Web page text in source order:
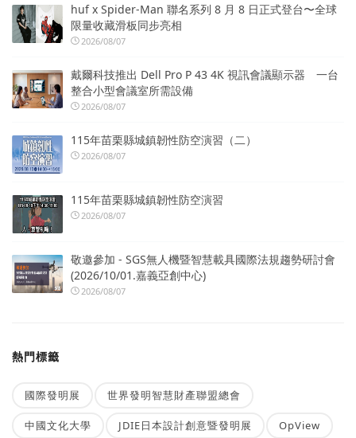
huf x Spider-Man 聯名系列 8 月 8 日正式登台〜全球
限量收藏滑板同步亮相
2026/08/07
戴爾科技推出 Dell Pro P 43 4K 視訊會議顯示器 一台
整合小型會議室所需設備
2026/08/07
115年苗栗縣城鎮韌性防空演習（二）
2026/08/07
115年苗栗縣城鎮韌性防空演習
2026/08/07
敬邀參加 - SGS無人機暨智慧載具國際法規趨勢研討會
(2026/10/01.嘉義亞創中心)
2026/08/07
熱門標籤
國際發明展 世界發明智慧財產聯盟總會
中國文化大學 JDIE日本設計創意暨發明展 OpView